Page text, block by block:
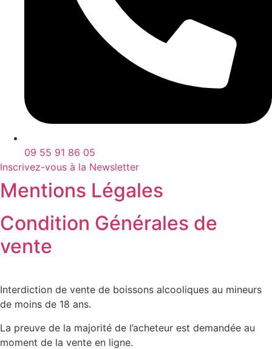
09 55 91 86 05
Inscrivez-vous à la Newsletter
Mentions Légales
Condition Générales de
vente
Interdiction de vente de boissons alcooliques au mineurs
de moins de 18 ans.
La preuve de la majorité de l’acheteur est demandée au
moment de la vente en ligne.